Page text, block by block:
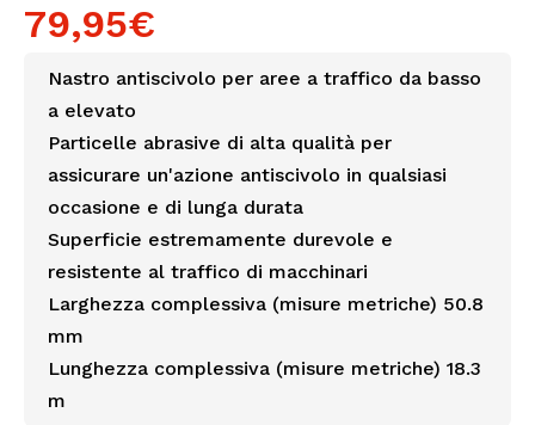
79,95€
Nastro antiscivolo per aree a traffico da basso
a elevato
Particelle abrasive di alta qualità per
assicurare un'azione antiscivolo in qualsiasi
occasione e di lunga durata
Superficie estremamente durevole e
resistente al traffico di macchinari
Larghezza complessiva (misure metriche) 50.8
mm
Lunghezza complessiva (misure metriche) 18.3
m